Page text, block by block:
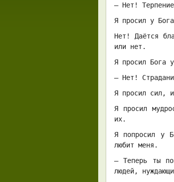
— Нет!
Я просил у
Нет! Даётся
или нет.
Я просил Бога
— Нет!
Я просил сил,
Я просил
их.
Я попросил у
любит меня.
— Теперь ты
людей,